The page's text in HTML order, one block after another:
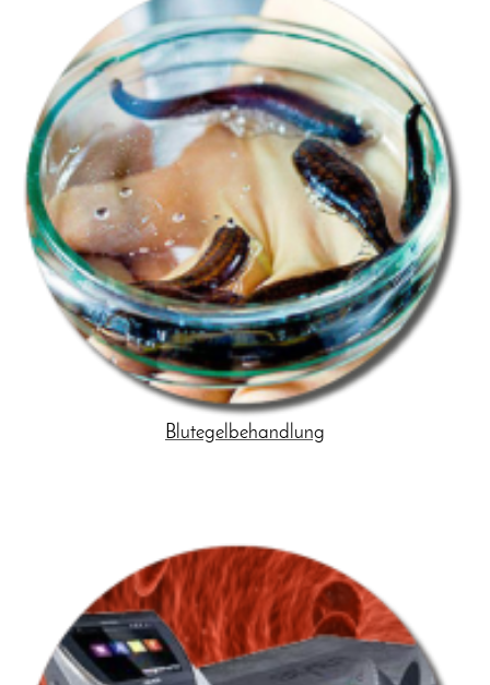
Blutegelbehandlung